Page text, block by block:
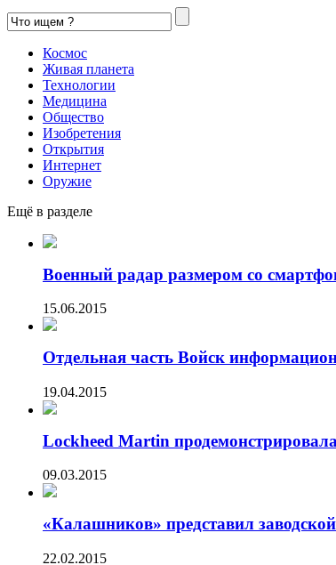
Космос
Живая планета
Технологии
Медицина
Общество
Изобретения
Открытия
Интернет
Оружие
Ещё в разделе
Военный радар размером со
15.06.2015
Отдельная часть Войск
19.04.2015
Lockheed Martin
09.03.2015
«Калашников» представил
22.02.2015